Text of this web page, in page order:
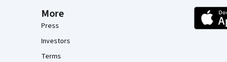
More
Press
Investors
Terms